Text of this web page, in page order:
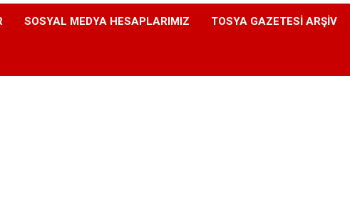
SOSYAL MEDYA HESAPLARIMIZ TOSYA GAZETESI ARŞIV